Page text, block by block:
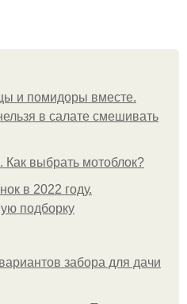
и помидоры вместе.
в салате смешивать
Как выбрать мотоблок?
в 2022 году.
подборку
забора для дачи